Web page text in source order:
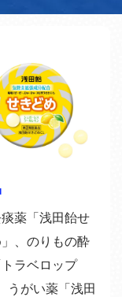
薬「浅田飴せ
、のりもの酔
ラベロップ
うがい薬「浅田